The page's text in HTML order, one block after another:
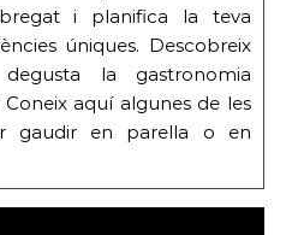
i planifica la teva
úniques. Descobreix
la gastronomia
aquí algunes de les
gaudir en parella o en